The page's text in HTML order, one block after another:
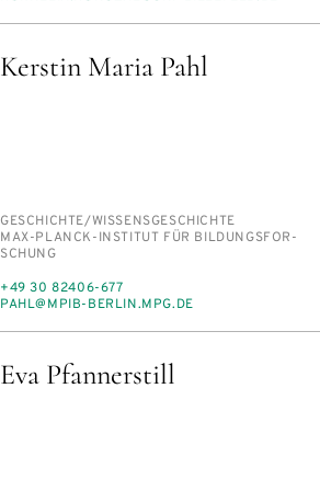
Kerstin Maria Pahl
PERSON_RESEARCH_SUBJECT
GE­SCHICH­TE/​WIS­SENS­GE­SCHICH­TE
INSTITUTION
MAX-PLANCK-IN­STI­TUT FÜR BIL­DUNGS­FOR­
SCHUNG
TELEFON
+49 30 82406-677
E-
PAHL@MPIB-BER­LIN.MPG.DE
Eva Pfannerstill